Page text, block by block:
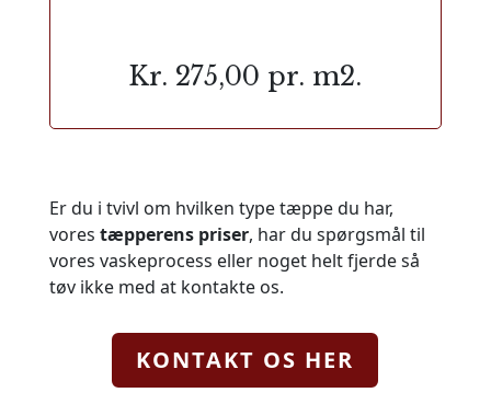
Kr. 275,00 pr. m2.
Er du i tvivl om hvilken type tæppe du har,
vores tæpperens priser, har du spørgsmål til
vores vaskeprocess eller noget helt fjerde så
tøv ikke med at kontakte os.
KONTAKT OS HER